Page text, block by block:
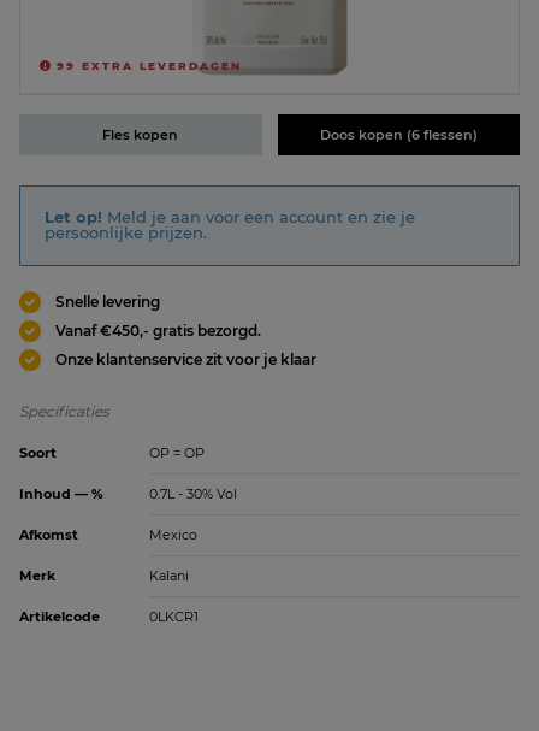
99 EXTRA LEVERDAGEN
Fles kopen Doos kopen (6 flessen)
Let op! Meld je aan voor een account en zie je
persoonlijke prijzen.
Snelle levering
Vanaf €450,- gratis bezorgd.
Onze klantenservice zit voor je klaar
Specificaties
Soort OP = OP
Inhoud — % 0.7L - 30% Vol
Afkomst Mexico
Merk Kalani
Artikelcode 0LKCR1